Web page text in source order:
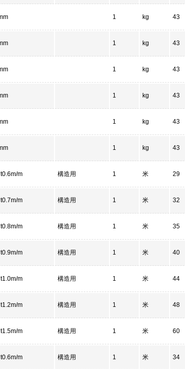
1 kg 43
1 kg 43
1 kg 43
1 kg 43
1 kg 43
1 kg 43
m 構造用 1 米 29
m 構造用 1 米 32
m 構造用 1 米 35
m 構造用 1 米 40
m 構造用 1 米 44
m 構造用 1 米 48
m 構造用 1 米 60
m 構造用 1 米 34